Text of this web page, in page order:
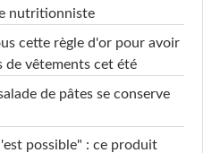
nutritionniste
cette règle d'or pour avoir
de vêtements cet été
de pâtes se conserve
possible" : ce produit